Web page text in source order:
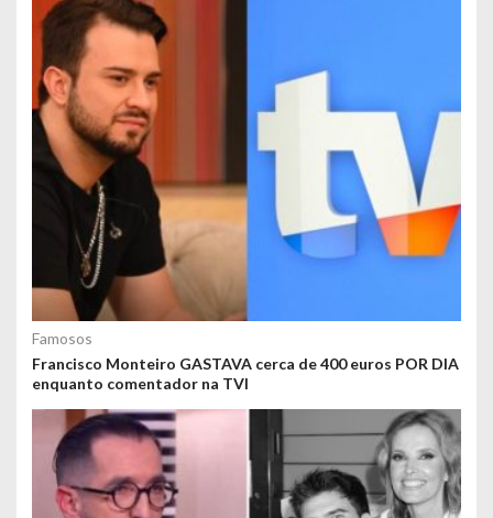
Famosos
Francisco Monteiro GASTAVA cerca de 400 euros POR DIA
enquanto comentador na TVI